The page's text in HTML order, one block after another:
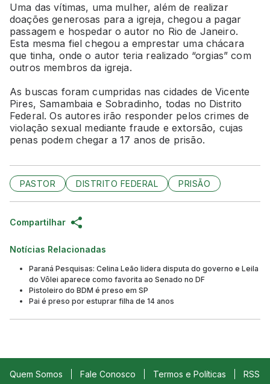
Uma das vítimas, uma mulher, além de realizar
doações generosas para a igreja, chegou a pagar
passagem e hospedar o autor no Rio de Janeiro.
Esta mesma fiel chegou a emprestar uma chácara
que tinha, onde o autor teria realizado “orgias” com
outros membros da igreja.
As buscas foram cumpridas nas cidades de Vicente
Pires, Samambaia e Sobradinho, todas no Distrito
Federal. Os autores irão responder pelos crimes de
violação sexual mediante fraude e extorsão, cujas
penas podem chegar a 17 anos de prisão.
PASTOR DISTRITO FEDERAL PRISÃO
Compartilhar
Notícias Relacionadas
Paraná Pesquisas: Celina Leão lidera disputa do governo e Leila
do Vôlei aparece como favorita ao Senado no DF
Pistoleiro do BDM é preso em SP
Pai é preso por estuprar filha de 14 anos
Quem Somos Fale Conosco Termos e Políticas RSS